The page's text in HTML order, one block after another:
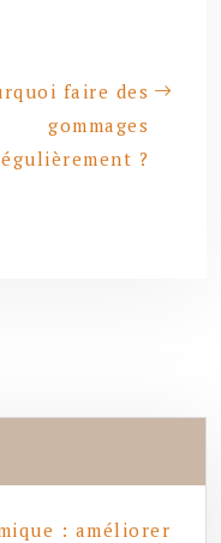
faire des
gommages
?
: améliorer